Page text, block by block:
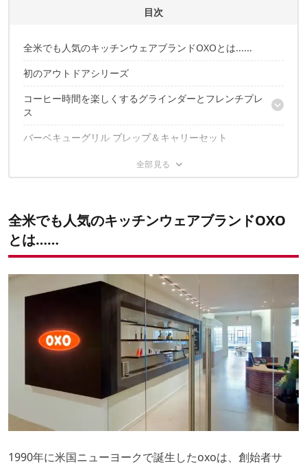
CAMP HACK編集部のプロフィール
目次
全米でも人気のキッチンウェアブランドOXOとは......
初のアウトドアシリーズ
コーヒー時間を楽しくするグラインダーとフレンチプレ
ス
ステンレスフィルター採用のフレンチプレスも
バーベキューグリル プレップ＆キャリーセット
その他にも魅力的なアイテムがいっぱい
全米でも人気のキッチンウェアブランドOXO
とは……
1990年に米国ニューヨークで誕生したoxoは、創始者サ